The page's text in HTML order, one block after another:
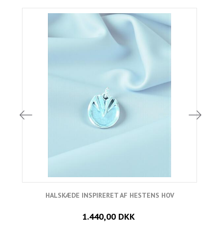
HALSKÆDE INSPIRERET AF HESTENS HOV
1.440,00 DKK